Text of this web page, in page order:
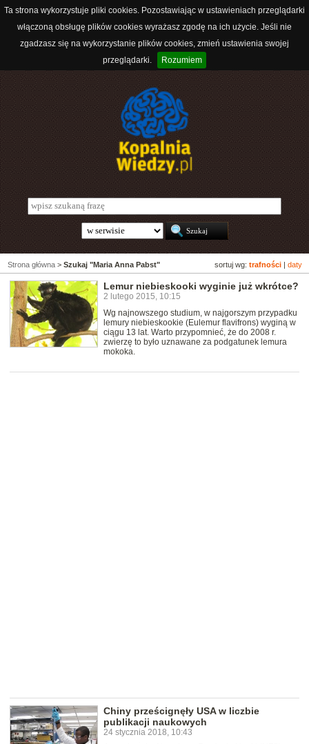
Ta strona wykorzystuje pliki cookies. Pozostawiając w ustawieniach przeglądarki
włączoną obsługę plików cookies wyrażasz zgodę na ich użycie. Jeśli nie
zgadzasz się na wykorzystanie plików cookies, zmień ustawienia swojej
przeglądarki.
Rozumiem
sortuj wg: trafności daty
Strona główna > Szukaj "Maria Anna Pabst"
Lemur niebieskooki wyginie już wkrótce?
2 lutego 2015, 10:15
Wg najnowszego studium, w najgorszym przypadku
lemury niebieskookie (Eulemur flavifrons) wyginą w
ciągu 13 lat. Warto przypomnieć, że do 2008 r.
zwierzę to było uznawane za podgatunek lemura
mokoka.
Chiny prześcignęły USA w liczbie
publikacji naukowych
24 stycznia 2018, 10:43